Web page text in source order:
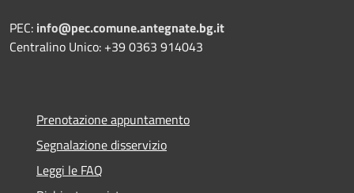
PEC: info@pec.comune.antegnate.bg.it
Centralino Unico: +39 0363 914043
Prenotazione appuntamento
Segnalazione disservizio
Leggi le FAQ